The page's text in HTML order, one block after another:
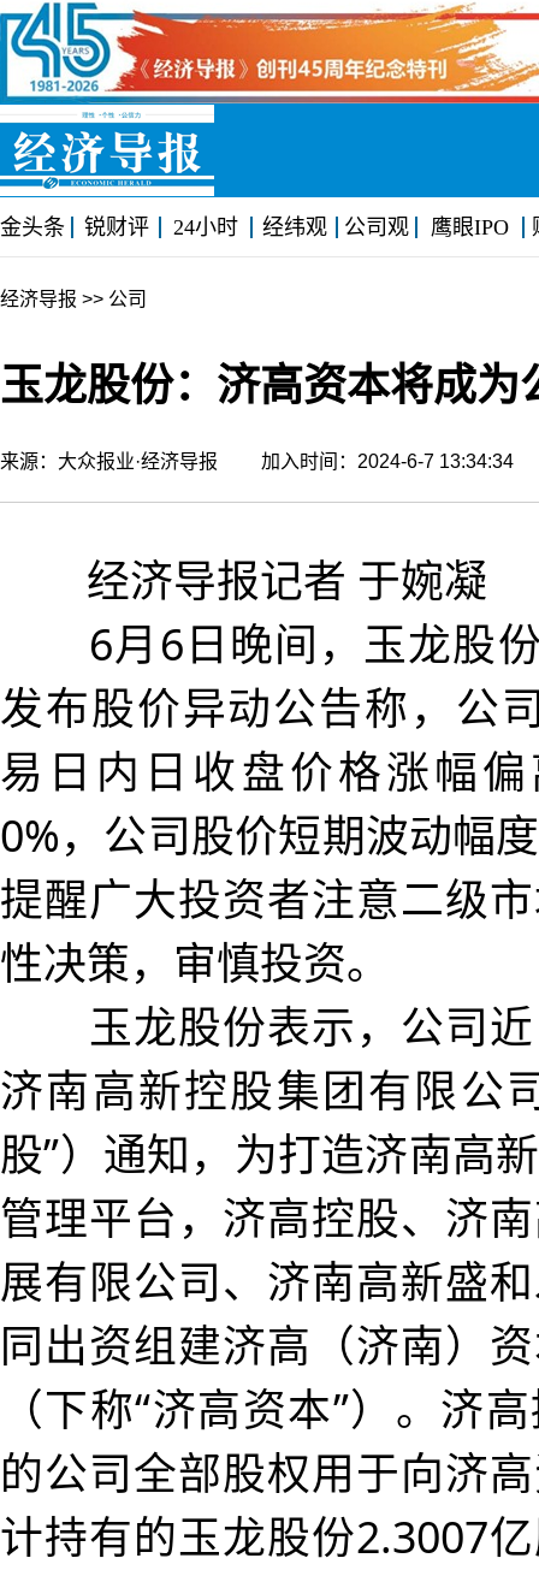
金头条 锐财评 24小时 经纬观 公司观 鹰眼IPO
经济导报 >> 公司
玉龙股份：济高资本将成为
来源：大众报业·经济导报 加入时间：2024-6-7
经济导报记者 于婉凝
6月6日晚间，玉龙股份
发布股价异动公告称，公
易日内日收盘价格涨幅
0%，公司股价短期波动幅
提醒广大投资者注意二级
性决策，审慎投资。
玉龙股份表示，公司近
济南高新控股集团有限公
股”）通知，为打造济南高
管理平台，济高控股、济
展有限公司、济南高新盛
同出资组建济高（济南）
（下称“济高资本”）。济
的公司全部股权用于向济
计持有的玉龙股份2.3007